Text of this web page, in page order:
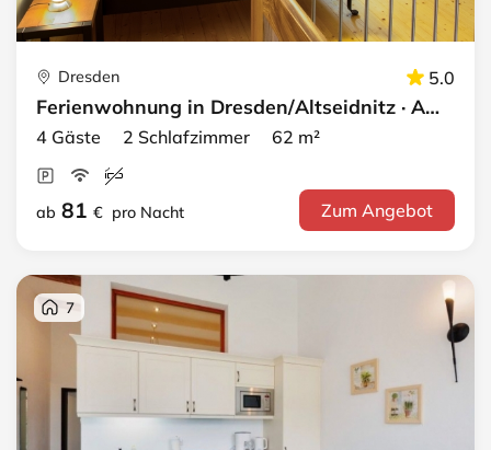
Dresden 5.0
Ferienwohnung in Dresden/Altseidnitz · Apartment 4
4 Gäste 2 Schlafzimmer 62 m²
ab 81 € pro Nacht Zum Angebot
7